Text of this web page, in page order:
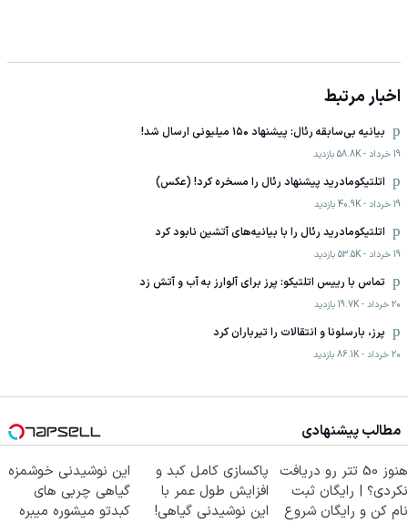
اخبار مرتبط
بیانیه بی‌سابقه رئال: پیشنهاد ۱۵۰ میلیونی ارسال شد!
19 خرداد -
58.8K بازدید
اتلتیکومادرید پیشنهاد رئال را مسخره کرد! (عکس)
19 خرداد -
40.9K بازدید
اتلتیکومادرید رئال را با بیانیه‌های آتشین نابود کرد
19 خرداد -
53.5K بازدید
تماس با رییس اتلتیکو: پرز برای آلوارز به آب و آتش زد
20 خرداد -
19.7K بازدید
پرز، بارسلونا و انتقالات را تیرباران کرد
20 خرداد -
86.1K بازدید
مطالب پیشنهادی
هنوز 50 تتر رو دریافت
نکردی؟ | رایگان ثبت
نام کن و رایگان شروع
پاکسازی کامل کبد و
افزایش طول عمر با
این نوشیدنی گیاهی!
این نوشیدنی خوشمزه
گیاهی چربی های
کبدتو میشوره میبره